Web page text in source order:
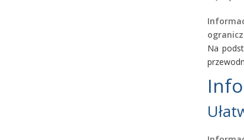
Na